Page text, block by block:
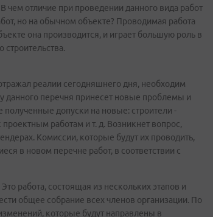
чем отличие при проведении данного вида работ
но на обычном объекте? Проводимая работа
она производится, и играет большую роль в
строительства.
реалии сегодняшнего дня, необходим
данного перечня принесет новые проблемы и
допуски на новые: строители -
работам и т. д. Возникнет вопрос,
Комиссии, которые будут их проводить,
в новом перечне работ, в соответствии с
работа, состоящая из нескольких этапов и
общее собрание всех членов организации. По
которые будут направлены в